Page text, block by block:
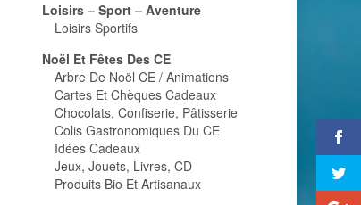
Loisirs – Sport – Aventure
Loisirs Sportifs
Noël Et Fêtes Des CE
Arbre De Noël CE / Animations
Cartes Et Chèques Cadeaux
Chocolats, Confiserie, Pâtisserie
Colis Gastronomiques Du CE
Idées Cadeaux
Jeux, Jouets, Livres, CD
Produits Bio Et Artisanaux